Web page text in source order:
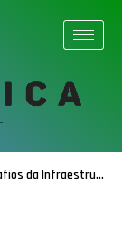
Rodoviária e seus Efeitos na Logística e Segurança nas Estradas